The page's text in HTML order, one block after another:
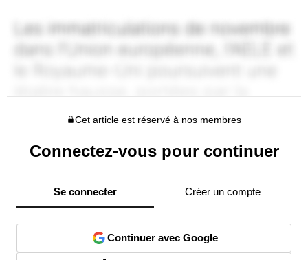
Cet article est réservé à nos membres
Connectez-vous pour continuer
Se connecter Créer un compte
Continuer avec Google